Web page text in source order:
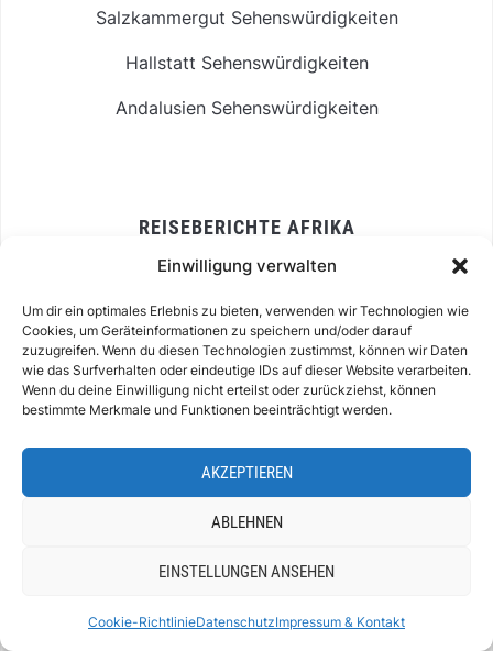
Einwilligung verwalten
Um dir ein optimales Erlebnis zu bieten, verwenden wir Technologien wie
Cookies, um Geräteinformationen zu speichern und/oder darauf
zuzugreifen. Wenn du diesen Technologien zustimmst, können wir Daten
wie das Surfverhalten oder eindeutige IDs auf dieser Website verarbeiten.
Wenn du deine Einwilligung nicht erteilst oder zurückziehst, können
bestimmte Merkmale und Funktionen beeinträchtigt werden.
AKZEPTIEREN
ABLEHNEN
EINSTELLUNGEN ANSEHEN
Cookie-RichtlinieDatenschutzImpressum & Kontakt
Salzkammergut Sehenswürdigkeiten
Hallstatt Sehenswürdigkeiten
Andalusien Sehenswürdigkeiten
REISEBERICHTE AFRIKA
Mauritius Reisebericht
Hotel Sugar Beach Mauritius
Reisebericht Ägypten
Reisebericht Nilkreuzfahrt